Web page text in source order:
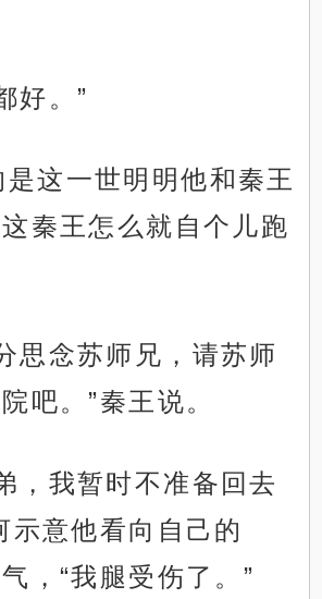
好。”
这一世明明他和秦王
秦王怎么就自个儿跑
思念苏师兄，请苏师
吧。”秦王说。
，我暂时不准备回去
示意他看向自己的
，“我腿受伤了。”